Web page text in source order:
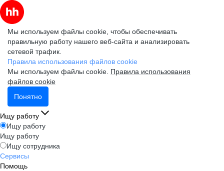
Мы используем файлы cookie, чтобы обеспечивать
правильную работу нашего веб-сайта и анализировать
сетевой трафик.
Правила использования файлов cookie
Мы используем файлы cookie. Правила использования
файлов cookie
Понятно
Ищу работу
Ищу работу
Ищу работу
Ищу сотрудника
Сервисы
Помощь